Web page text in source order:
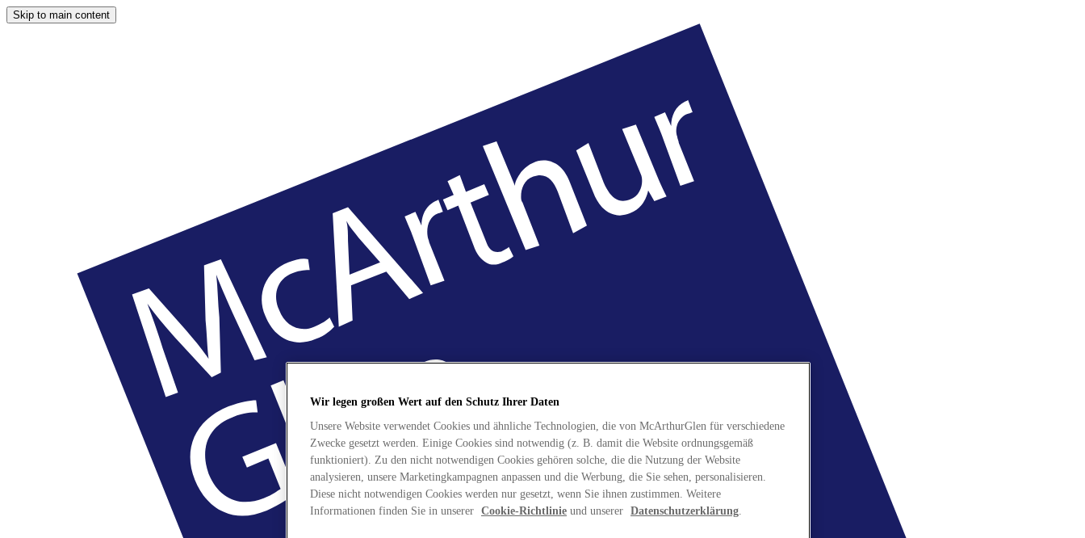
Skip to main content
Wir legen großen Wert auf den Schutz Ihrer Daten
Unsere Website verwendet Cookies und ähnliche Technologien, die von McArthurGlen für verschiedene
Zwecke gesetzt werden. Einige Cookies sind notwendig (z. B. damit die Website ordnungsgemäß
funktioniert). Zu den nicht notwendigen Cookies gehören solche, die die Nutzung der Website
analysieren, unsere Marketingkampagnen anpassen und die Werbung, die Sie sehen, personalisieren.
Diese nicht notwendigen Cookies werden nur gesetzt, wenn Sie ihnen zustimmen. Weitere
Informationen finden Sie in unserer Cookie-Richtlinie und unserer Datenschutzerklärung.